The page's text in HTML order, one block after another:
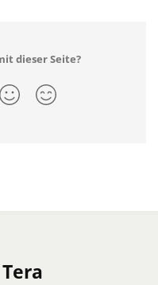
dieser Seite?
Tera